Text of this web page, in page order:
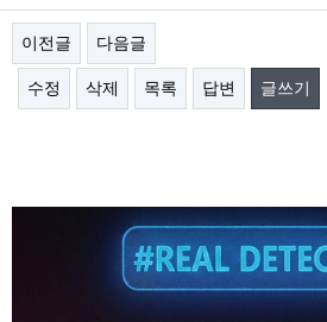
이전글 다음글
수정 삭제 목록 답변 글쓰기